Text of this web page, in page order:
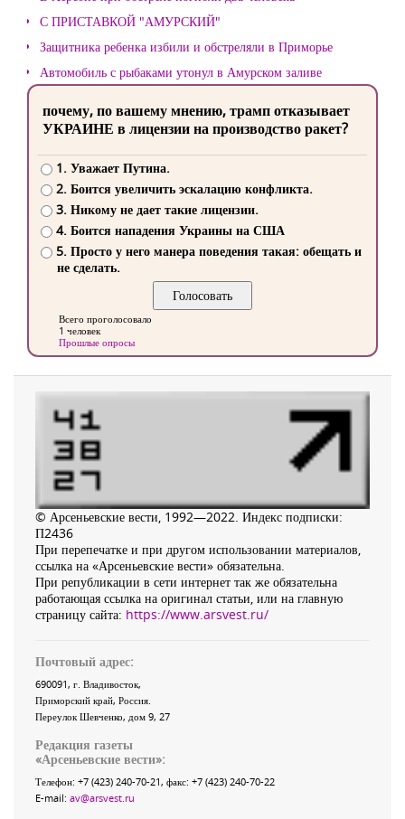
С ПРИСТАВКОЙ "АМУРСКИЙ"
Защитника ребенка избили и обстреляли в Приморье
Автомобиль с рыбаками утонул в Амурском заливе
почему, по вашему мнению, трамп отказывает
УКРАИНЕ в лицензии на производство ракет?
1. Уважает Путина.
2. Боится увеличить эскалацию конфликта.
3. Никому не дает такие лицензии.
4. Боится нападения Украины на США
5. Просто у него манера поведения такая: обещать и
не сделать.
Всего проголосовало
1 человек
Прошлые опросы
© Арсеньевские вести, 1992—2022. Индекс подписки:
П2436
При перепечатке и при другом использовании материалов,
ссылка на «Арсеньевские вести» обязательна.
При републикации в сети интернет так же обязательна
работающая ссылка на оригинал статьи, или на главную
страницу сайта: https://www.arsvest.ru/
Почтовый адрес:
690091, г. Владивосток,
Приморский край, Россия
Переулок Шевченко, дом 9, 27
Редакция газеты
«Арсеньевские вести»:
Телефон: +7 (423) 240-70-21, факс: +7 (423) 240-70-22
E-mail: av@arsvest.ru